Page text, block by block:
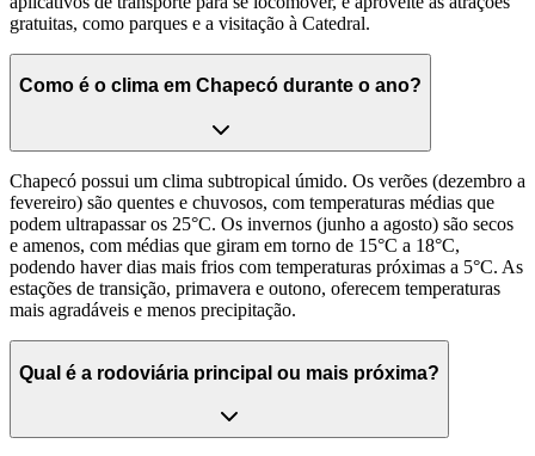
gratuitas, como parques e a visitação à Catedral.
Como é o clima em Chapecó durante o ano?
Chapecó possui um clima subtropical úmido. Os verões (dezembro a
fevereiro) são quentes e chuvosos, com temperaturas médias que
podem ultrapassar os 25°C. Os invernos (junho a agosto) são secos
e amenos, com médias que giram em torno de 15°C a 18°C,
podendo haver dias mais frios com temperaturas próximas a 5°C. As
estações de transição, primavera e outono, oferecem temperaturas
mais agradáveis e menos precipitação.
Qual é a rodoviária principal ou mais próxima?